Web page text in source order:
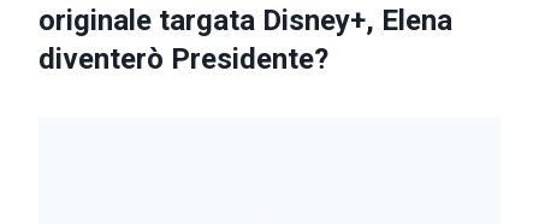
originale targata Disney+, Elena
diventerò Presidente?